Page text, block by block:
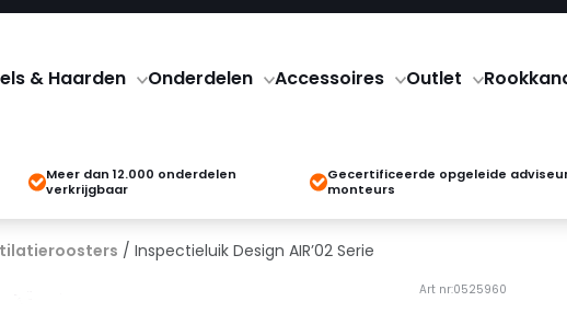
& Haarden Onderdelen Accessoires Outlet
Meer dan 12.000 onderdelen
verkrijgbaar
Gecertificeerde opgeleide
monteurs
/ Inspectieluik Design AIR’02 Serie
Art nr:0525960